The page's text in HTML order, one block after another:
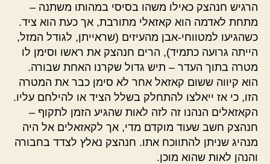
הרגיש חנהצק כאילו משהו בסיסי במהותו משתנה –
מתחת לאדמה הוא קאזאלי מתורבת, אך כעת הוא ציד.
כשהגיעו למטווחי-אבן מהעיזים (שראייתן, לגודל המזל,
הייתה גרועה כתמיד), הרים חנהצק את ראשו וסימן לו
מטרה בתוך העדר – תיש גדול שקרנו האחת שבורה.
הוא קיווה ששום קאזאל אחר לא סימן כבר את המטרה
הזו, כי אז ייאלצו להתחלק בשלל הציד או להילחם עליו.
הקאזאלים הנהנו זה לזה לאות שהגיע הזמן לתקוף –
חנהצק חשב שעוד מוקדם מדי, אך לקאזאלים אל היה
מנהיג שניתן להתווכח אתו. חנהצק נאלץ לצדד בחבורה
והנהן לאות שהוא מוכן.